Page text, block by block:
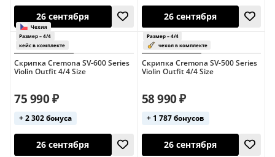
26 сентября 26 сентября
Скрипка Cremona SV-600 Series
Violin Outfit 4/4 Size
75 990 ₽
+ 2 302 бонуса
Скрипка Cremona SV-500 Series
Violin Outfit 4/4 Size
58 990 ₽
+ 1 787 бонусов